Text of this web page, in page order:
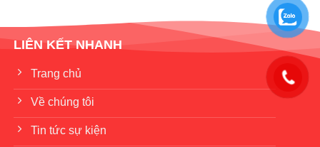
LIÊN KẾT NHANH
Trang chủ
Về chúng tôi
Tin tức sự kiện